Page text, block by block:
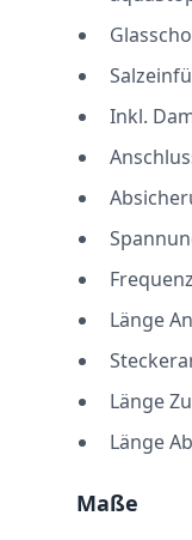
Inkl.
Länge
Länge
Länge
Maße